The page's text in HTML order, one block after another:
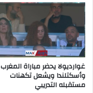
غوارديولا يحضر مباراة المغرب
وأسكتلندا ويشعل تكهنات
مستقبله التدريبي